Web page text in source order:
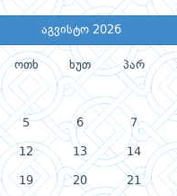
აგვისტო 2026
ოთხ ხუთ პარ
5 6 7
12 13 14
19 20 21